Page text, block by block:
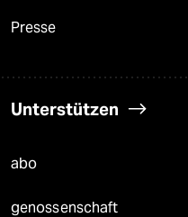
Presse
Unterstützen
abo
genossenschaft